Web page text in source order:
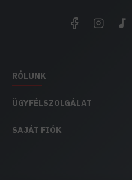
RÓLUNK
ÜGYFÉLSZOLGÁLAT
SAJÁT FIÓK